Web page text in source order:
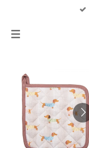
naar